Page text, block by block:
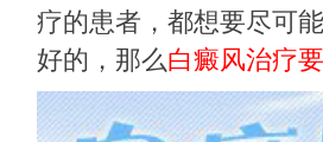
疗的患者，都想要尽可
好的，那么白癜风治疗